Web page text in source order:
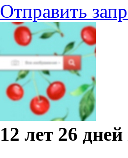
Отправить
12 лет 26 дней